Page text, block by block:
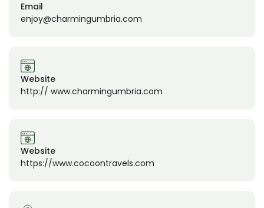
Email
enjoy@charmingumbria.com
Website
http:// www.charmingumbria.com
Website
https://www.cocoontravels.com